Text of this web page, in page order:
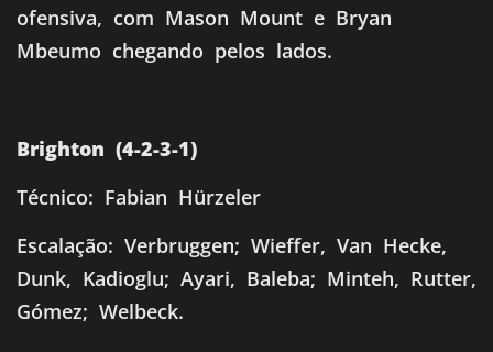
ofensiva, com Mason Mount e Bryan
Mbeumo chegando pelos lados.
Brighton (4-2-3-1)
Técnico: Fabian Hürzeler
Escalação: Verbruggen; Wieffer, Van Hecke,
Dunk, Kadioglu; Ayari, Baleba; Minteh, Rutter,
Gómez; Welbeck.